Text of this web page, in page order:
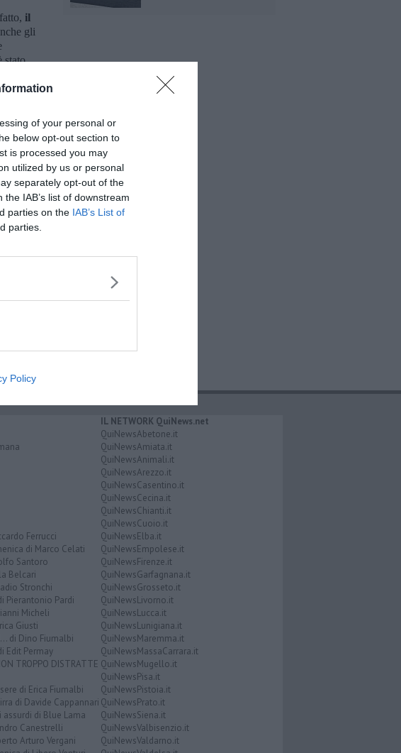
of your personal or
below opt-out section to
is processed you may
utilized by us or personal
separately opt-out of the
IAB’s list of downstream
parties on the IAB’s List of
parties.
Policy
il
gli
stato
dal
Ferrucci
di Marco Celati
Santoro
Belcari
Stronchi
Pierantonio Pardi
Micheli
Giusti
di Dino Fiumalbi
Edit Permay
TROPPO DISTRATTE
di Erica Fiumalbi
di Davide Cappannari
di Blue Lama
Canestrelli
Arturo Vergani
IL NETWORK QuiNews.net
QuiNewsAbetone.it
QuiNewsAmiata.it
QuiNewsAnimali.it
QuiNewsArezzo.it
QuiNewsCasentino.it
QuiNewsCecina.it
QuiNewsChianti.it
QuiNewsCuoio.it
QuiNewsElba.it
QuiNewsEmpolese.it
QuiNewsFirenze.it
QuiNewsGarfagnana.it
QuiNewsGrosseto.it
QuiNewsLivorno.it
QuiNewsLucca.it
QuiNewsLunigiana.it
QuiNewsMaremma.it
QuiNewsMassaCarrara.it
QuiNewsMugello.it
QuiNewsPisa.it
QuiNewsPistoia.it
QuiNewsPrato.it
QuiNewsSiena.it
QuiNewsValbisenzio.it
QuiNewsValdarno.it